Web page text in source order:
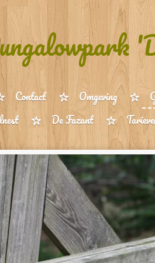
Contact Omgeving
De Fazant